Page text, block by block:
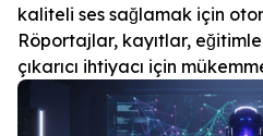
kaliteli ses sağlamak için
Röportajlar, kayıtlar,
çıkarıcı ihtiyacı için